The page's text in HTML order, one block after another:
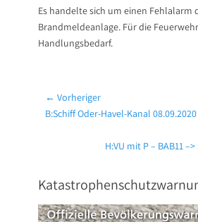
Es handelte sich um einen Fehlalarm
Brandmeldeanlage. Für die
Handlungsbedarf.
Beitragsnavigation
← Vorheriger
Vorheriger
B:Schiff Oder-Havel-Kanal 08.09.2020
H:VU mit P – BAB11